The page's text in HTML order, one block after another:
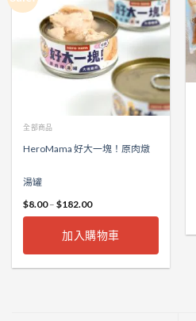
全部商品
HeroMama 好大一塊！原肉燉
湯罐
$8.00–$182.00
加入購物車